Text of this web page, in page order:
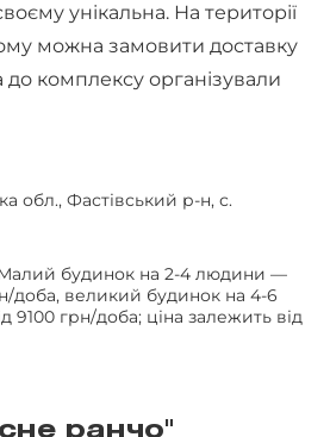
унікальна. На території
можна замовити доставку
до комплексу організували
обл., Фастівський р-н, с.
будинок на 2-4 людини —
доба, великий будинок на 4-6
9100 грн/доба; ціна залежить від
ранчо"